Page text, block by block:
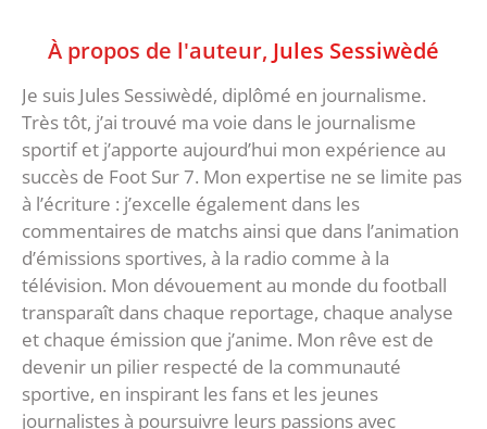
À propos de l'auteur, Jules Sessiwèdé
Je suis Jules Sessiwèdé, diplômé en journalisme.
Très tôt, j’ai trouvé ma voie dans le journalisme
sportif et j’apporte aujourd’hui mon expérience au
succès de Foot Sur 7. Mon expertise ne se limite pas
à l’écriture : j’excelle également dans les
commentaires de matchs ainsi que dans l’animation
d’émissions sportives, à la radio comme à la
télévision. Mon dévouement au monde du football
transparaît dans chaque reportage, chaque analyse
et chaque émission que j’anime. Mon rêve est de
devenir un pilier respecté de la communauté
sportive, en inspirant les fans et les jeunes
journalistes à poursuivre leurs passions avec